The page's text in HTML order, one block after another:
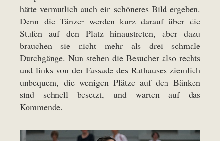
hätte vermutlich auch ein schöneres Bild ergeben.
Denn die Tänzer werden kurz darauf über die
Stufen auf den Platz hinaustreten, aber dazu
brauchen sie nicht mehr als drei schmale
Durchgänge. Nun stehen die Besucher also rechts
und links von der Fassade des Rathauses ziemlich
unbequem, die wenigen Plätze auf den Bänken
sind schnell besetzt, und warten auf das
Kommende.